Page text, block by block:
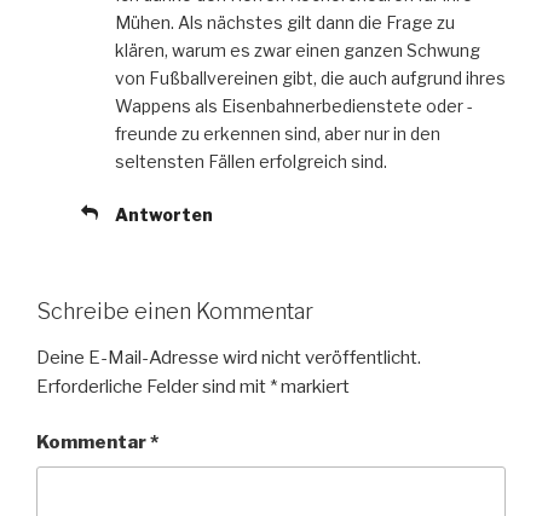
Mühen. Als nächstes gilt dann die Frage zu
klären, warum es zwar einen ganzen Schwung
von Fußballvereinen gibt, die auch aufgrund ihres
Wappens als Eisenbahnerbedienstete oder -
freunde zu erkennen sind, aber nur in den
seltensten Fällen erfolgreich sind.
Antworten
Schreibe einen Kommentar
Deine E-Mail-Adresse wird nicht veröffentlicht.
Erforderliche Felder sind mit *markiert
Kommentar*